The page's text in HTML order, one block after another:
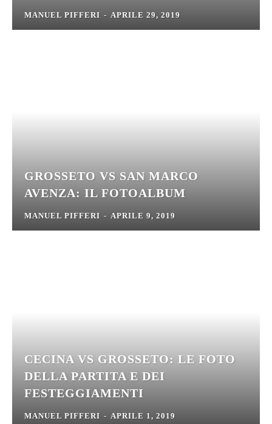
MANUEL PIFFERI - APRILE 29, 2019
GROSSETO VS SAN MARCO
AVENZA: IL FOTOALBUM
MANUEL PIFFERI - APRILE 9, 2019
CECINA VS GROSSETO: LE FOTO
DELLA PARTITA E DEI
FESTEGGIAMENTI
MANUEL PIFFERI - APRILE 1, 2019